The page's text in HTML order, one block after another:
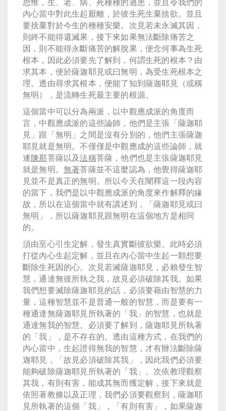
內心當中對此生起厭離，於彼生死生棄捨欲。並且
要捨棄對於今生的種種安樂。次見若未永滅其因，
則終不能得還滅果，接下來如果無法斷除痛苦之
因，則不能得永斷痛苦的解脫果，便念何事為生死
根本，因此必須要先了解到，何謂生死的根本？由
求其本，便於薩迦耶見或曰無明，為受生死根本之
理。透由尋求其根本，便能了知到薩迦耶見（或稱
無明），是流轉生死最主要的根源。
這個當中可以分為兩派，以中觀應成派的角度而
言，中觀應成派的這些論師，他們是主張「薩迦耶
見」跟「無明」之間是沒有分別的，他們主張薩迦
耶見就是無明。不僅僅是中觀應成的這些論師，就
連陳那菩薩以及法稱菩薩，他們也是主張薩迦耶見
就是無明。 無著菩薩並不這麼認為，他覺得薩迦耶
見並不是真正的無明。所以今天在闡釋這一段內容
的當下，我們是以中觀應成派的角度來作解釋的緣
故，所以在這個當中就有講述到，「薩迦耶見或曰
無明」，所以薩迦耶見跟無明在這個地方是相同
的。
須由至心引生定解，發生真實斷彼欲樂。此時必須
打從內心生起定解，並且在內心當中生起一顆想要
斷除生死因的心。次見若滅薩迦耶見，必賴發生智
慧，通達無彼所執之我，故見必須破除其我。如果
我們想要滅除薩迦耶見的話，必須要藉由智慧的力
量，這種智慧並不是普通一般的智慧，而是要有一
種通達無薩迦耶見所執著的「我」的智慧，也就是
通達無我的智慧。必須要了解到，薩迦耶見所執著
的「我」，是不存在的。透由這種方式，在我們的
內心當中，生起證得無我的智慧，才有辦法斷除薩
迦耶見，「故見必須破除其我」，因此我們必須要
能夠破除薩迦耶見所執著的「我」。次依教理觀察
其我，有則有害，能成其無而獲定解，接下來就是
依照著教條以及正理，我們必須要觀察到，薩迦耶
見所執著的這個「我」，「有則有害」，如果薩迦